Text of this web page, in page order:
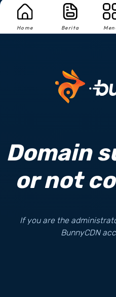
Home Berita
Domain
or not
If you are the
BunnyCDN